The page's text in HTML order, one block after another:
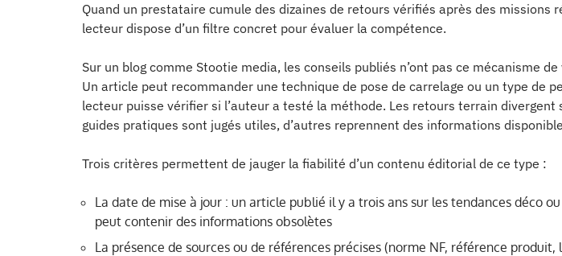
Quand un prestataire cumule des dizaines de retours vérifiés après des missions
lecteur dispose d’un filtre concret pour évaluer la compétence.
Sur un blog comme Stootie media, les conseils publiés n’ont pas ce mécanisme de
Un article peut recommander une technique de pose de carrelage ou un type de
lecteur puisse vérifier si l’auteur a testé la méthode. Les retours terrain divergent
guides pratiques sont jugés utiles, d’autres reprennent des informations
Trois critères permettent de jauger la fiabilité d’un contenu éditorial de ce type :
La date de mise à jour : un article publié il y a trois ans sur les tendances déco
peut contenir des informations obsolètes
La présence de sources ou de références précises (norme NF, référence